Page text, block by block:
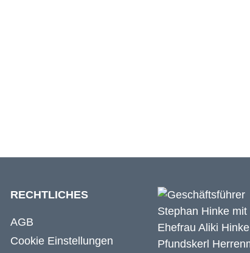
RECHTLICHES
AGB
Cookie Einstellungen